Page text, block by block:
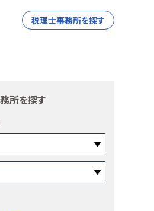
税理士事務所を探す
所を探す